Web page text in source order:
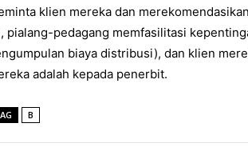
klien mereka dan
pialang-pedagang memfasilitasi
biaya distribusi), dan klien
adalah kepada penerbit.
B